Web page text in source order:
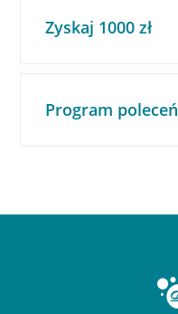
Zyskaj 1000 zł
Program poleceń